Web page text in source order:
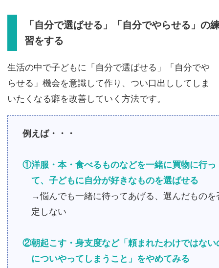
「自分で選ばせる」「自分でやらせる」の
習をする
生活の中で子どもに「自分で選ばせる」「自分でや
らせる」機会を意識して作り、つい口出ししてしま
いたくなる癖を改善していく方法です。
例えば・・・
①洋服・本・食べるものなどを一緒に買物に行っ
て、子どもに自分が好きなものを選ばせる
→悩んでも一緒に待ってあげる、選んだものを
定しない
②朝起こす・身支度など「頼まれたわけではない
についやってしまうこと」をやめてみる